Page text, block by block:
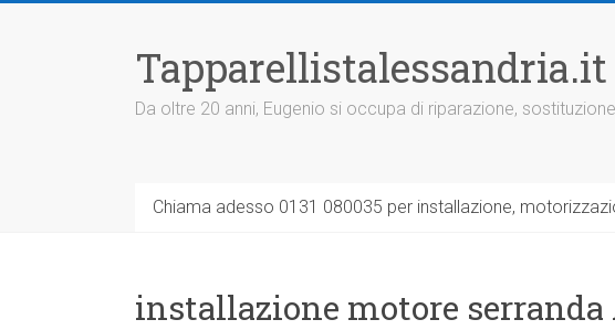
Tapparellistalessandria.it
Da oltre 20 anni, Eugenio si occupa di riparazione,
Chiama adesso 0131 080035 per installazione,
installazione motore serranda